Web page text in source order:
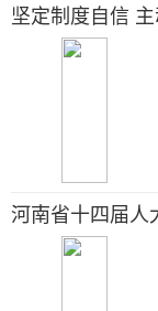
坚定制度自信
河南省十四届人